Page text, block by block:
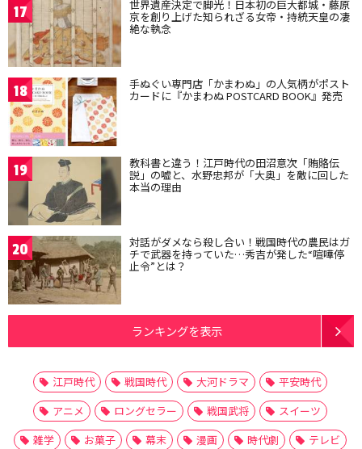
17 世界遺産決定で脚光！日本初の巨大都城・藤原
京を創り上げた知られざる女帝・持統天皇の凄
絶な執念
18 手ぬぐい専門店「かまわぬ」の人気柄がポスト
カードに『かまわぬ POSTCARD BOOK』発売
19 教科書と違う！江戸時代の田沼意次「賄賂伝
説」の嘘と、水野忠邦が「大奥」を敵に回した
本当の理由
20 対話がダメなら殺し合い！戦国時代の農民はガ
チで武器を持っていた…秀吉が発した“喧嘩停
止令”とは？
ランキングを表示
江戸時代 戦国時代 大河ドラマ
平安時代
アニメ
ロングセラー 戦国武将
スイーツ
雑学
お菓子 幕末 漫画 時代劇
テレビ